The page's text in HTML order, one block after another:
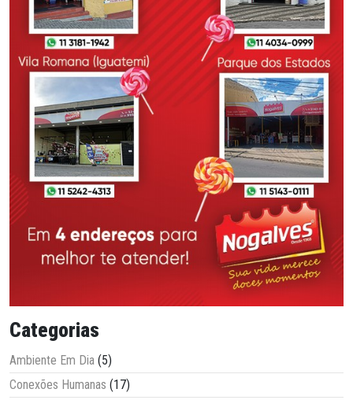
Categorias
Ambiente Em Dia (5)
Conexões Humanas (17)